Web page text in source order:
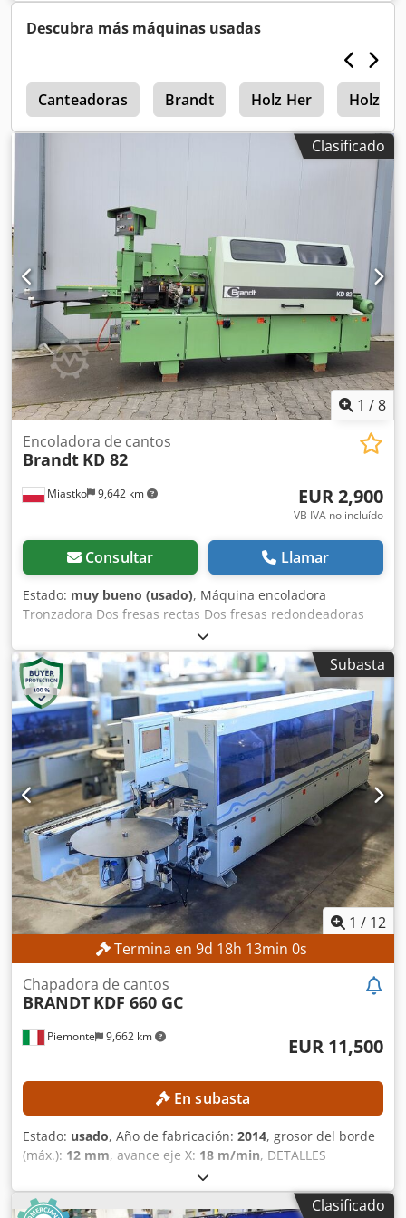
Descubra más máquinas usadas
Canteadoras Brandt Holz Her Holz
Clasificado
1 /8
Miastko 9,642 km
Encoladora de cantos
Brandt KD 82
EUR 2,900
VB IVA no incluído
Consultar Llamar
Estado: muy bueno (usado), Máquina encoladora
Tronzadora Dos fresas rectas Dos fresas redondeadoras
Subasta
1 / 12
Termina en 9d 18h 12min 58s
Piemonte 9,662 km
Chapadora de cantos
BRANDT KDF 660 GC
EUR 11,500
En subasta
Estado: usado, Año de fabricación: 2014, grosor del borde
(máx.): 12 mm, avance eje X: 18 m/min, DETALLES
TÉCNICOS Dimensiones de la pieza de trabajo Altura
mínima de la placa: 10 mm Altura máxima de la placa: 60
mm Anchura mínima de la placa: 70 mm Espesor mínimo
Clasificado